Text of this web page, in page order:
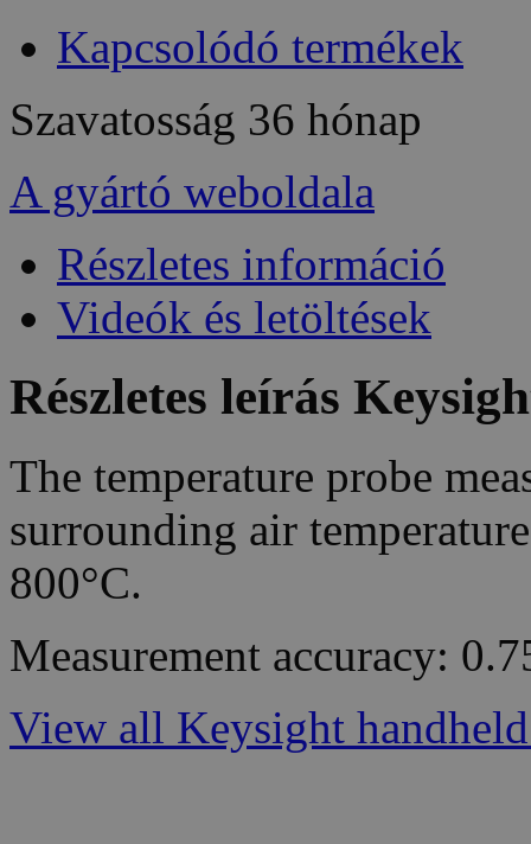
Kapcsolódó termékek
Szavatosság 36 hónap
A gyártó weboldala
Részletes információ
Videók és letöltések
Részletes leírás
The temperature probe
surrounding air
800°C.
Measurement accuracy:
View all Keysight